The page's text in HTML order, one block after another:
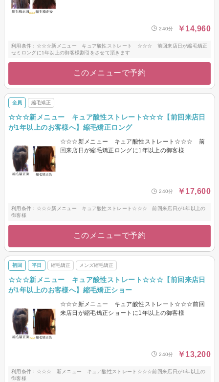
240分 ￥14,960
利用条件：☆☆☆新メニュー キュア酸性ストレート ☆☆☆ 前回来店日が縮毛矯正
セミロングに1年以上の御客様割引をさせて頂きます
このメニューで予約
全員 縮毛矯正
☆☆☆新メニュー キュア酸性ストレート☆☆☆【前回来店日
が1年以上のお客様へ】縮毛矯正ロング
☆☆☆新メニュー キュア酸性ストレート☆☆☆ 前
回来店日が縮毛矯正ロングに1年以上の御客様
240分 ￥17,600
利用条件：☆☆☆新メニュー キュア酸性ストレート☆☆☆ 前回来店日が1年以上の
御客様
このメニューで予約
初回 平日 縮毛矯正 メンズ縮毛矯正
☆☆☆新メニュー キュア酸性ストレート☆☆☆【前回来店日
が1年以上のお客様へ】縮毛矯正ショー
☆☆☆新メニュー キュア酸性ストレート☆☆☆前回
来店日が縮毛矯正ショートに1年以上の御客様
240分 ￥13,200
利用条件：☆☆☆ 新メニュー キュア酸性ストレート☆☆☆前回来店日が1年以上の
御客様